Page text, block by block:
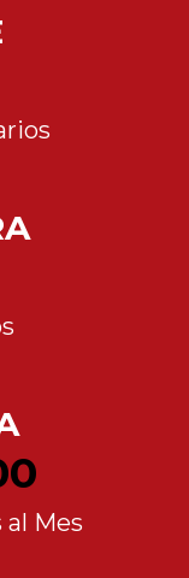
al Mes